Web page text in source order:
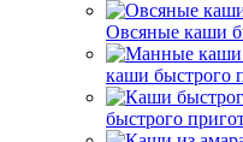
Овсяные каши
каши быстрого
быстрого